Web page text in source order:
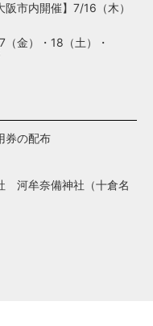
阪市内開催】7/16（木）
（金）・18（土）・
券の配布
河牟奈備神社（十倉名